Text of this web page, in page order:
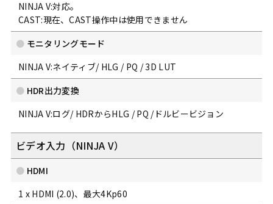
NINJA V:対応。
CAST:現在、CAST操作中は使用できません
モニタリングモード
NINJA V:ネイティブ/ HLG / PQ / 3D LUT
HDR出力変換
NINJA V:ログ/ HDRからHLG / PQ /ドルビービジョン
ビデオ入力（NINJA V）
HDMI
1 x HDMI (2.0)、最大4Kp60